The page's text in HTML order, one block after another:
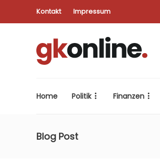
Kontakt Impressum
Home Politik Finanzen
Blog Post